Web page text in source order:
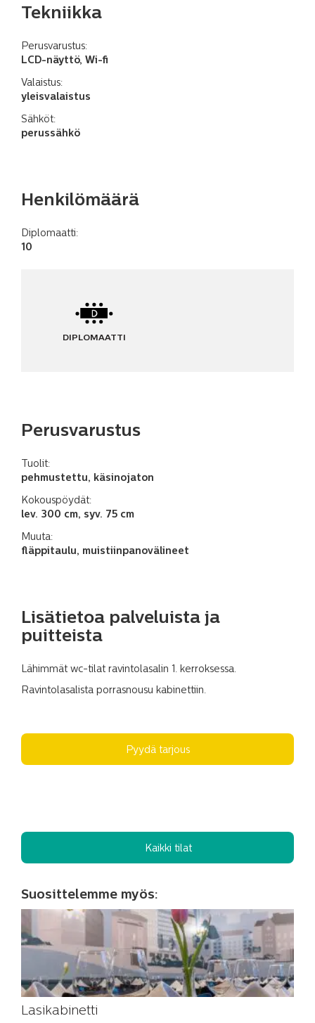
Tekniikka
Perusvarustus:
LCD-näyttö, Wi-fi
Valaistus:
yleisvalaistus
Sähköt:
perussähkö
Henkilömäärä
Diplomaatti:
10
DIPLOMAATTI
Perusvarustus
Tuolit:
pehmustettu, käsinojaton
Kokouspöydät:
lev. 300 cm, syv. 75 cm
Muuta:
fläppitaulu, muistiinpanovälineet
Lisätietoa palveluista ja
puitteista
Lähimmät wc-tilat ravintolasalin 1. kerroksessa.
Ravintolasalista porrasnousu kabinettiin.
Pyydä tarjous
Kaikki tilat
Suosittelemme myös:
Lasikabinetti